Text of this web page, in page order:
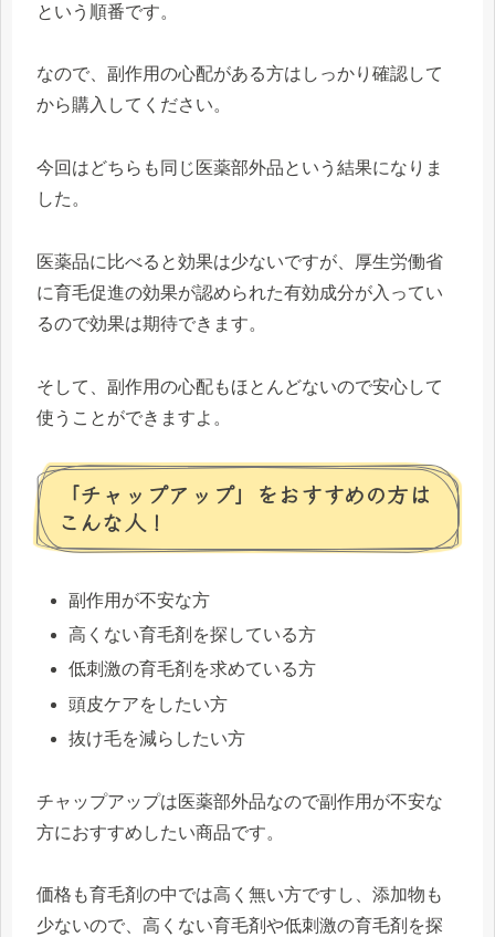
という順番です。
なので、副作用の心配がある方はしっかり確認して
から購入してください。
今回はどちらも同じ医薬部外品という結果になりま
した。
医薬品に比べると効果は少ないですが、厚生労働省
に育毛促進の効果が認められた有効成分が入ってい
るので効果は期待できます。
そして、副作用の心配もほとんどないので安心して
使うことができますよ。
「チャップアップ」をおすすめの方は
こんな人！
副作用が不安な方
高くない育毛剤を探している方
低刺激の育毛剤を求めている方
頭皮ケアをしたい方
抜け毛を減らしたい方
チャップアップは医薬部外品なので副作用が不安な
方におすすめしたい商品です。
価格も育毛剤の中では高く無い方ですし、添加物も
少ないので、高くない育毛剤や低刺激の育毛剤を探